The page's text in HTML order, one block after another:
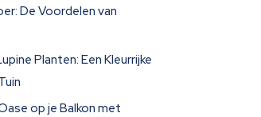
De Voordelen van
Planten: Een Kleurrijke
op je Balkon met